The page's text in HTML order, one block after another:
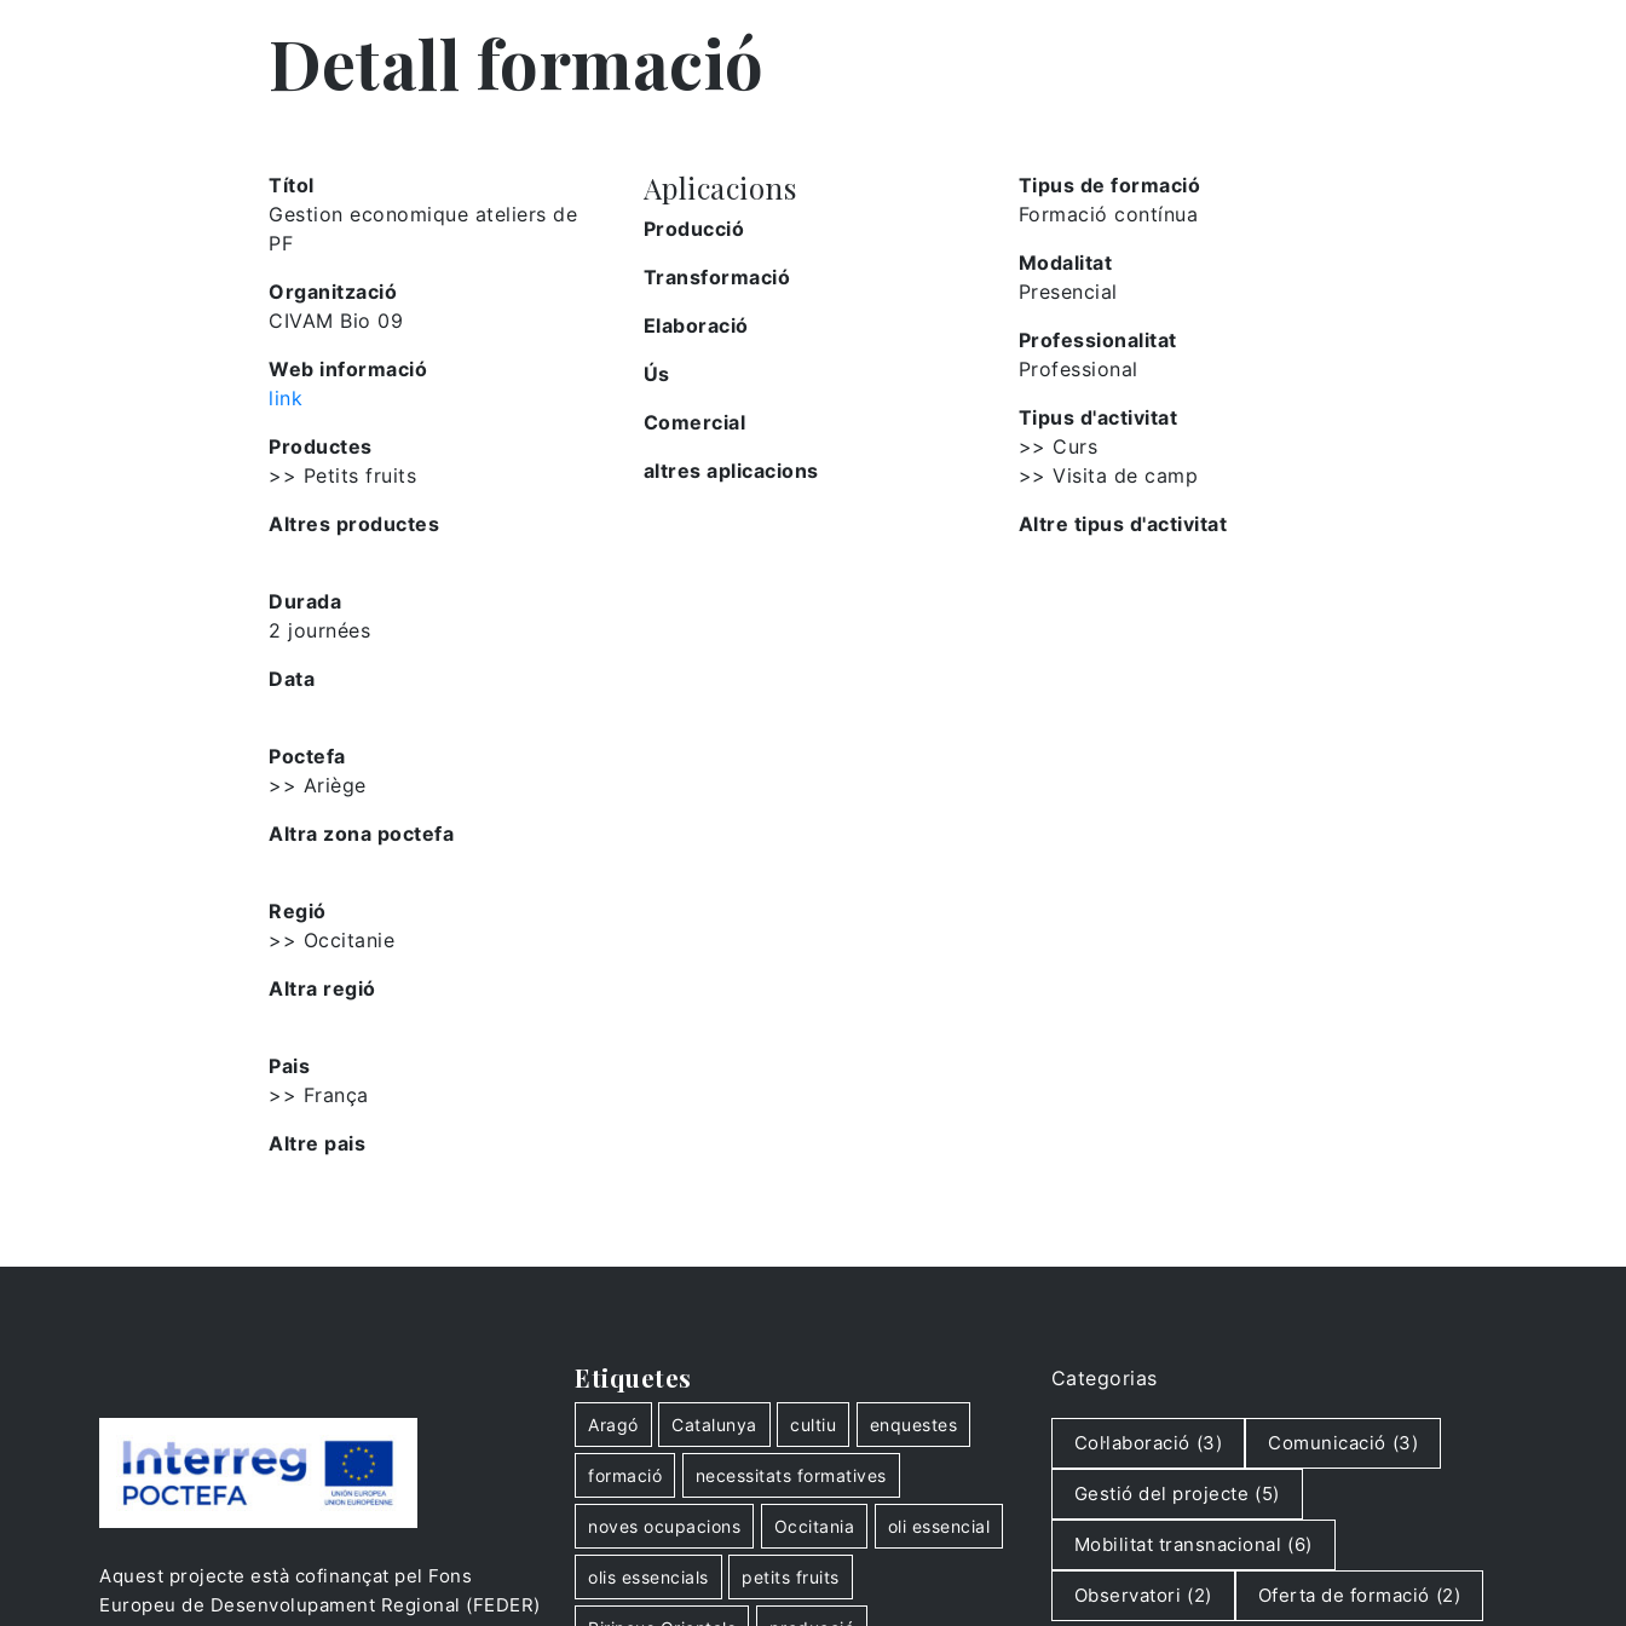
Detall formació
Títol
Gestion economique ateliers de
PF
Organització
CIVAM Bio 09
Web informació
link
Productes
>> Petits fruits
Altres productes
Durada
2 journées
Data
Poctefa
>> Ariège
Altra zona poctefa
Regió
>> Occitanie
Altra regió
Pais
>> França
Altre pais
Aplicacions
Producció
Transformació
Elaboració
Ús
Comercial
altres aplicacions
Tipus de formació
Formació contínua
Modalitat
Presencial
Professionalitat
Professional
Tipus d'activitat
>> Curs
>> Visita de camp
Altre tipus d'activitat
Aquest projecte està cofinançat pel Fons
Europeu de Desenvolupament Regional (FEDER)
Etiquetes
Aragó Catalunya cultiu enquestes
formació necessitats formatives
noves ocupacions Occitania oli essencial
olis essencials petits fruits
Categorias
Col·laboració (3) Comunicació (3)
Gestió del projecte (5)
Mobilitat transnacional (6)
Observatori (2) Oferta de formació (2)